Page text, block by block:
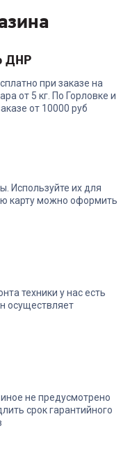
00015077
ACER Aspire Lite
49P-R73X
В корзину
ДНР
при заказе на
от 5 кг. По Горловке и
от 10000 руб
Используйте их для
карту можно оформить
техники у нас есть
осуществляет
не предусмотрено
срок гарантийного